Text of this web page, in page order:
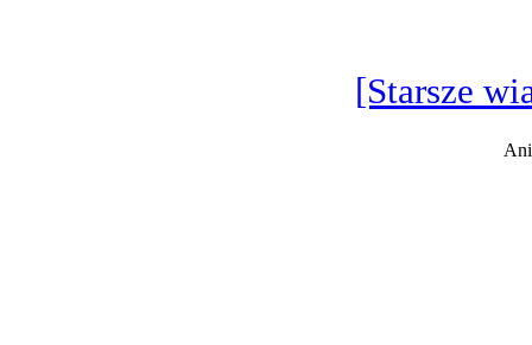
[Starsze